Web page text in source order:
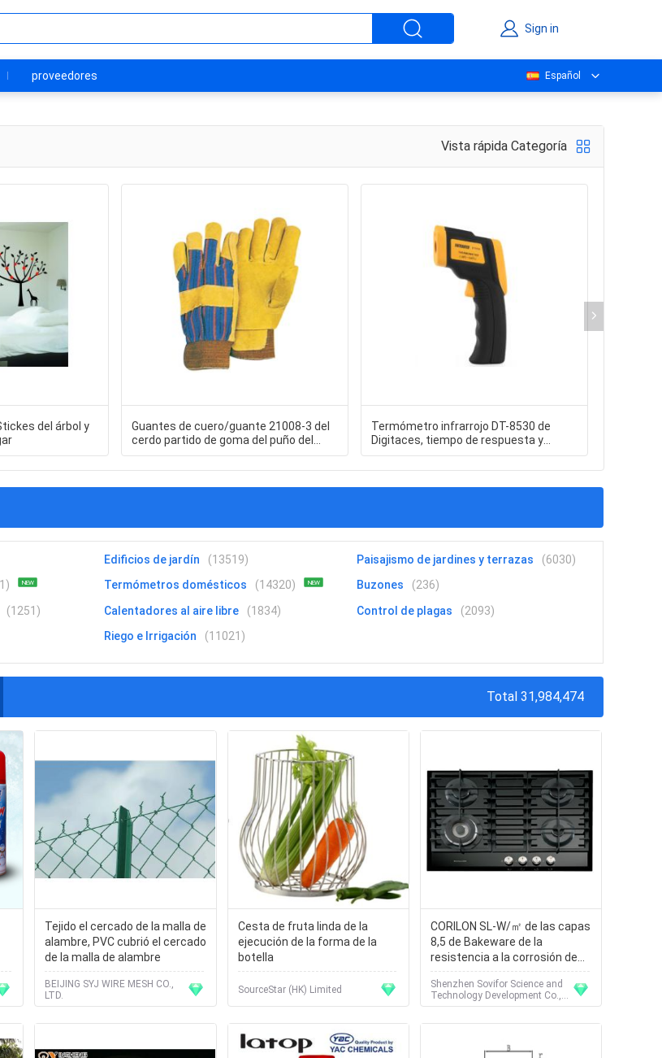
Sign in
proveedores Español
Vista rápida Categoría
del árbol y
Guantes de cuero/guante 21008-3 del
cerdo partido de goma del puño del
dedo índice de trabajo del jardín
Termómetro infrarrojo DT-8530 de
Digitaces, tiempo de respuesta y
longitud de onda 500ms y (8-14) um
Edificios de jardín (13519) Paisajismo de jardines y terrazas
(6030)
NEW Termómetros domésticos (14320) NEW Buzones
(236)
(1251) Calentadores al aire libre (1834) Control de plagas
(2093)
Riego e Irrigación (11021)
Total 31,984,474
Tejido el cercado de la malla de
alambre, PVC cubrió el cercado
de la malla de alambre
BEIJING SYJ WIRE MESH CO.,
LTD.
Cesta de fruta linda de la
ejecución de la forma de la
botella
SourceStar (HK) Limited
CORILON SL-W/㎡ de las capas
8,5 de Bakeware de la
resistencia a la corrosión de
M/cobertura teórica del ㎏
Shenzhen Sovifor Science and
Technology Development Co.,
Ltd